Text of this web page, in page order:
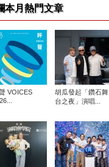
本月熱門文章
VOICES
胡瓜發起「鑽石舞
台之夜」演唱...